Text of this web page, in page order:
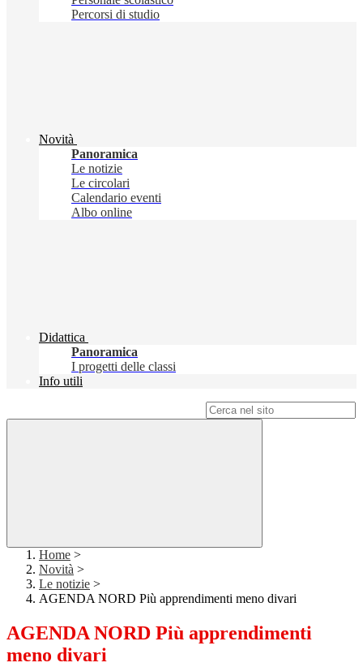
Percorsi di studio
Novità
Panoramica
Le notizie
Le circolari
Calendario eventi
Albo online
Didattica
Panoramica
I progetti delle classi
Info utili
Home >
Novità >
Le notizie >
AGENDA NORD Più apprendimenti meno divari
AGENDA NORD Più apprendimenti
meno divari